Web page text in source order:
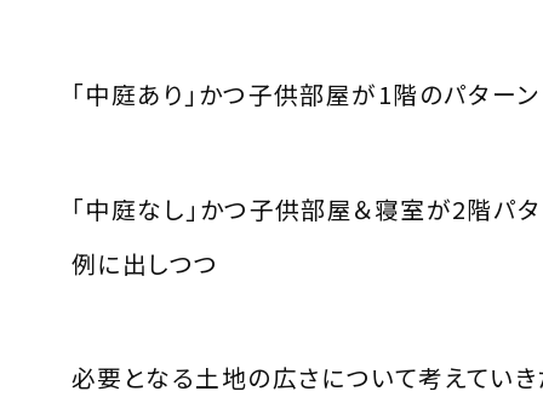
「中庭あり」かつ子供部屋が1階のパターン
「中庭なし」かつ子供部屋＆寝室が2階パ
例に出しつつ
必要となる土地の広さについて考えてい